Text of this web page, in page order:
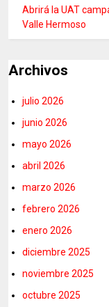
Abrirá la UAT
Valle Hermoso
Archivos
julio 2026
junio 2026
mayo 2026
abril 2026
marzo 2026
febrero 2026
enero 2026
diciembre 2025
noviembre 2025
octubre 2025